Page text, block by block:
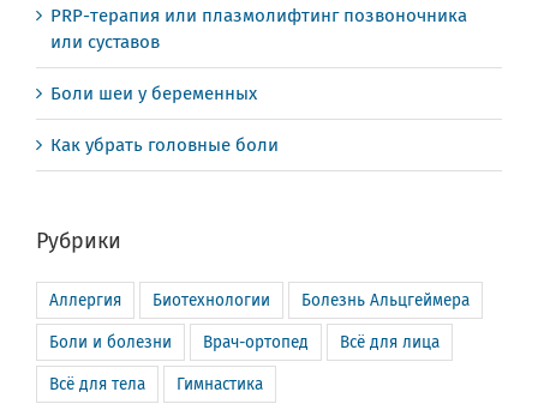
PRP-терапия или плазмолифтинг позвоночника
или суставов
Боли шеи у беременных
Как убрать головные боли
Рубрики
Аллергия Биотехнологии Болезнь Альцгеймера
Боли и болезни Врач-ортопед Всё для лица
Всё для тела Гимнастика